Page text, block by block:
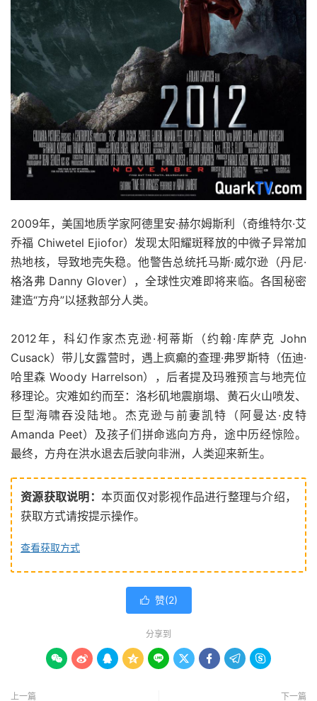
2009年，美国地质学家阿德里安·赫尔姆斯利（奇维特尔·艾
乔福 Chiwetel Ejiofor）发现太阳耀斑释放的中微子异常加
热地核，导致地壳失稳。他警告总统托马斯·威尔逊（丹尼·
格洛弗 Danny Glover），全球性灾难即将来临。各国秘密
建造“方舟”以拯救部分人类。
2012年，科幻作家杰克逊·柯蒂斯（约翰·库萨克 John
Cusack）带儿女露营时，遇上疯癫的查理·弗罗斯特（伍迪·
哈里森 Woody Harrelson），后者提及玛雅预言与地壳位
移理论。灾难如约而至：洛杉矶地震崩塌、黄石火山喷发、
巨型海啸吞没陆地。杰克逊与前妻凯特（阿曼达·皮特
Amanda Peet）及孩子们拼命逃向方舟，途中历经惊险。
最终，方舟在洪水退去后驶向非洲，人类迎来新生。
资源获取说明： 本页面仅对影视作品进行整理与介绍，
获取方式请按提示操作。
查看获取方式
 赞(2)
分享到
        
上一篇 下一篇